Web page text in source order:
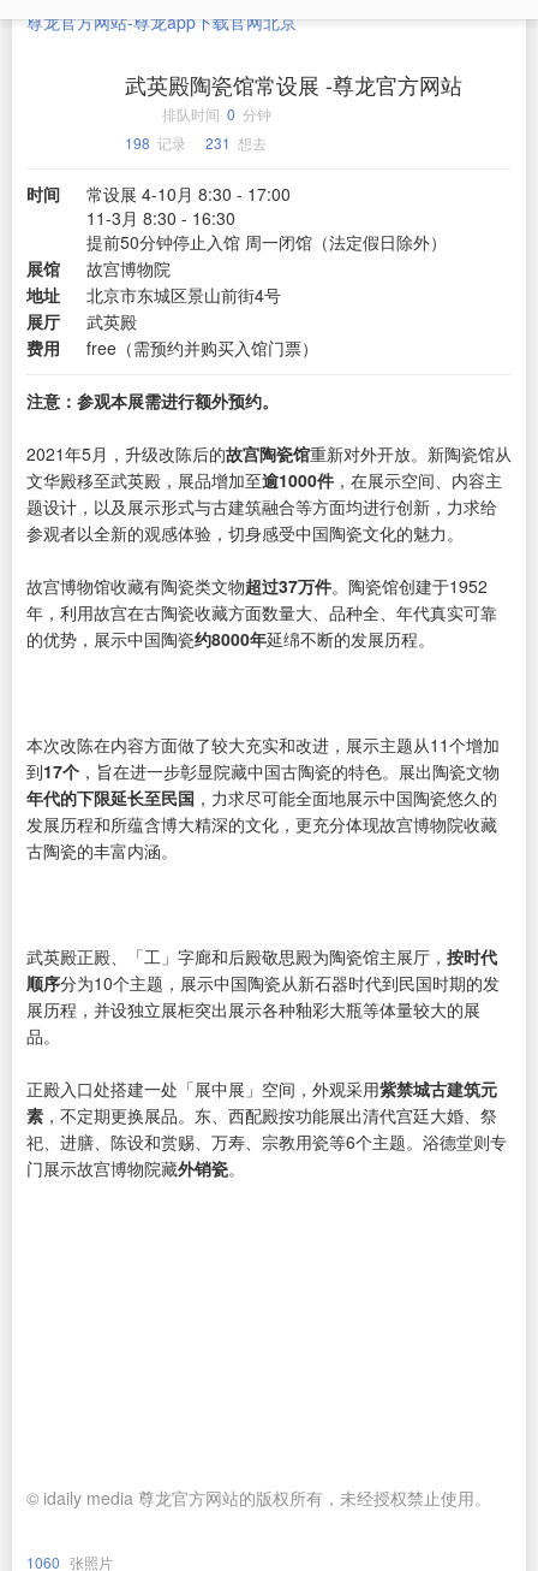
尊龙官方网站-尊龙app下载官网北京
武英殿陶瓷馆常设展 -尊龙官方网站
排队时间 0 分钟
198 记录 231 想去
时间
常设展 4-10月 8:30 - 17:00
11-3月 8:30 - 16:30
提前50分钟停止入馆 周一闭馆（法定假日除外）
展馆
故宫博物院
地址
北京市东城区景山前街4号
展厅
武英殿
费用
free（需预约并购买入馆门票）
注意：参观本展需进行额外预约。
2021年5月，升级改陈后的故宫陶瓷馆重新对外开放。新陶瓷馆从
文华殿移至武英殿，展品增加至逾1000件 ，在展示空间、内容主
题设计，以及展示形式与古建筑融合等方面均进行创新，力求给
参观者以全新的观感体验，切身感受中国陶瓷文化的魅力。
故宫博物馆收藏有陶瓷类文物超过37万件。陶瓷馆创建于1952
年，利用故宫在古陶瓷收藏方面数量大、品种全、年代真实可靠
的优势，展示中国陶瓷约8000年延绵不断的发展历程。
本次改陈在内容方面做了较大充实和改进，展示主题从11个增加
到17个 ，旨在进一步彰显院藏中国古陶瓷的特色。展出陶瓷文物
年代的下限延长至民国 ，力求尽可能全面地展示中国陶瓷悠久的
发展历程和所蕴含博大精深的文化，更充分体现故宫博物院收藏
古陶瓷的丰富内涵。
武英殿正殿、「工」字廊和后殿敬思殿为陶瓷馆主展厅， 按时代
顺序分为10个主题，展示中国陶瓷从新石器时代到民国时期的发
展历程，并设独立展柜突出展示各种釉彩大瓶等体量较大的展
品。
正殿入口处搭建一处「展中展」空间，外观采用紫禁城古建筑元
素 ，不定期更换展品。东、西配殿按功能展出清代宫廷大婚、祭
祀、进膳、陈设和赏赐、万寿、宗教用瓷等6个主题。浴德堂则专
门展示故宫博物院藏外销瓷。
© idaily media 尊龙官方网站的版权所有，未经授权禁止使用。
1060 张照片